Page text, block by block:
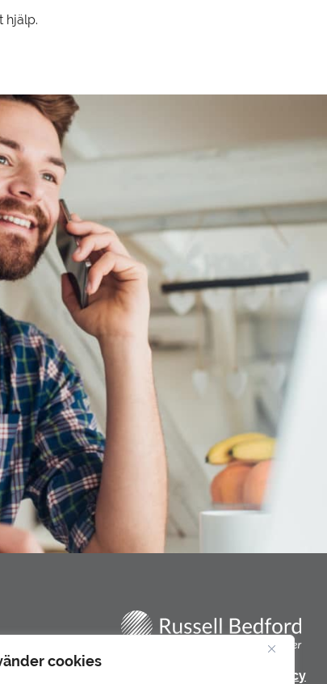
cookies
hjälp.
Integritetspolicy